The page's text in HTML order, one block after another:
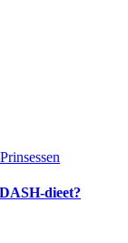
dieet?